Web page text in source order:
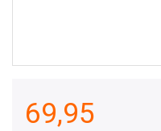
69,95